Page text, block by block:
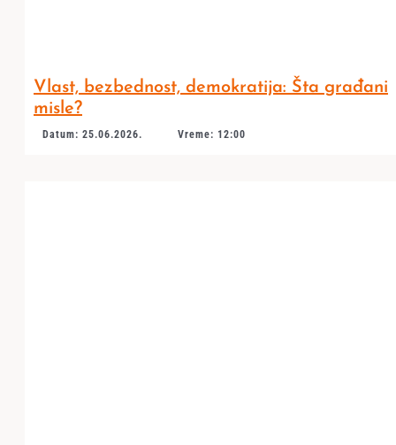
Vlast, bezbednost, demokratija: Šta građani
misle?
Datum: 25.06.2026. Vreme: 12:00